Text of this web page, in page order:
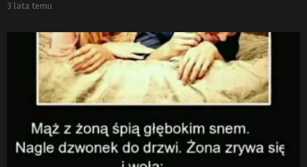
3 lata temu